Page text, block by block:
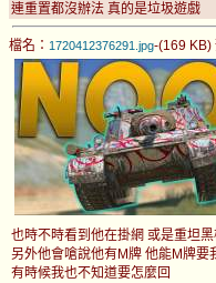
連重置都沒辦法 真的是垃圾遊戲
檔名： 1720412376291.jpg-(169 KB)
也時不時看到他在掛網 或是重坦
另外他會嗆說他有M牌 他能M牌要
有時候我也不知道要怎麼回